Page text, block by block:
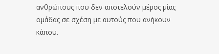
ανθρώπους που δεν αποτελούν μέρος μίας
ομάδας σε σχέση με αυτούς που ανήκουν
κάπου.